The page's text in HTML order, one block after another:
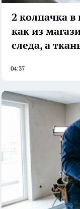
2 колпачка в
как из
следа, а
04:37